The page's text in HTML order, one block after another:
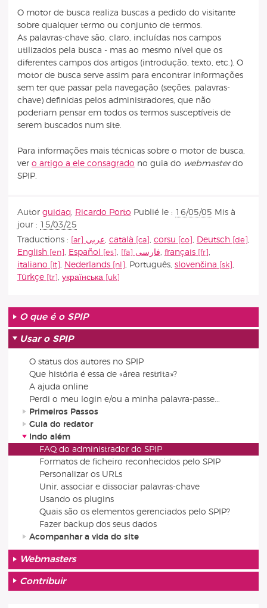
O motor de busca realiza buscas a pedido do visitante
sobre qualquer termo ou conjunto de termos.
As palavras-chave são, claro, incluídas nos campos
utilizados pela busca - mas ao mesmo nível que os
diferentes campos dos artigos (introdução, texto, etc.). O
motor de busca serve assim para encontrar informações
sem ter que passar pela navegação (seções, palavras-
chave) definidas pelos administradores, que não
poderiam pensar em todos os termos susceptíveis de
serem buscados num site.
Para informações mais técnicas sobre o motor de busca,
ver o artigo a ele consagrado no guia do webmasterdo
SPIP.
Autor guidaq Ricardo Porto Publié le : 16/05/05 Mis à
jour : 15/03/25
Traductions :
عربي, català , corsu , Deutsch
,
English
, Español , فارسى, français
,
italiano
, Nederlands , Português, slovenčina
,
Türkçe
, українська
O que é o SPIP
Usar o SPIP
O status dos autores no SPIP
Que história é essa de «área restrita»?
A ajuda online
Perdi o meu login e/ou a minha palavra-passe...
Primeiros Passos
Guia do redator
Indo além
FAQ do administrador do SPIP
Formatos de ficheiro reconhecidos pelo SPIP
Personalizar os URLs
Unir, associar e dissociar palavras-chave
Usando os plugins
Quais são os elementos gerenciados pelo SPIP?
Fazer backup dos seus dados
Acompanhar a vida do site
Webmasters
Contribuir